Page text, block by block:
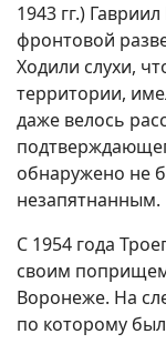
1943 гг.)
фронтовой
Ходили слухи,
территории,
даже велось
обнаружено не
незапятнанным.
С 1954 года
своим поприщем
Воронеже. На
по которому